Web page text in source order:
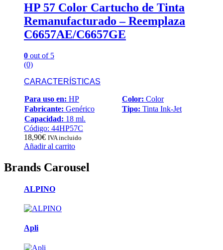
HP 57 Color Cartucho de Tinta
Remanufacturado – Reemplaza
C6657AE/C6657GE
0 out of 5
(0)
CARACTERÍSTICAS
Para uso en: HP Color: Color
Fabricante: Genérico Tipo: Tinta Ink-Jet
Capacidad: 18 ml.
Código: 44HP57C
18,90€ IVA incluido
Añadir al carrito
Brands Carousel
ALPINO
Apli